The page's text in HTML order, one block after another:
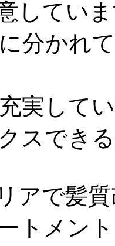
してい
分かれ
実して
スでき
アで髪
トメン